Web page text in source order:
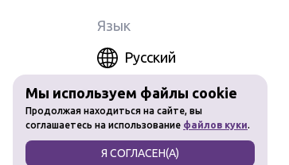
Мы используем файлы cookie
Продолжая находиться на сайте, вы
соглашаетесь на использование файлов куки.
Я СОГЛАСЕН(А)
Язык
Русский